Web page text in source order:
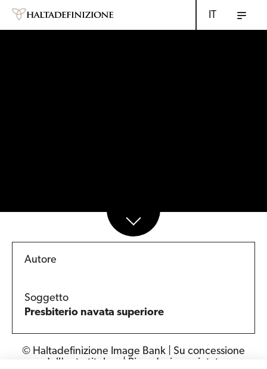
IT
Autore
Soggetto
Presbiterio navata superiore
© Haltadefinizione Image Bank | Su concessione
dell'ente titolare | Riproduzione vietata